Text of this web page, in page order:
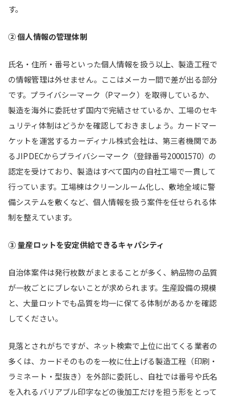
す。
② 個人情報の管理体制
氏名・住所・番号といった個人情報を扱う以上、製造工程で
の情報管理は外せません。ここはメーカー間で差が出る部分
です。プライバシーマーク（Pマーク）を取得しているか、
製造を海外に委託せず国内で完結させているか、工場のセキ
ュリティ体制はどうかを確認しておきましょう。カードマー
ケットを運営するカーディナル株式会社は、第三者機関であ
るJIPDECからプライバシーマーク（登録番号20001570）の
認定を受けており、製造はすべて国内の自社工場で一貫して
行っています。工場棟はクリーンルーム化し、敷地全域に警
備システムを敷くなど、個人情報を扱う案件を任せられる体
制を整えています。
③ 量産ロットを安定供給できるキャパシティ
自治体案件は発行枚数がまとまることが多く、納品物の品質
が一枚ごとにブレないことが求められます。生産設備の規模
と、大量ロットでも品質を均一に保てる体制があるかを確認
してください。
見落とされがちですが、 ネット検索で上位に出てくる業者の
多くは、カードそのものを一枚に仕上げる製造工程（印刷・
ラミネート・型抜き）を外部に委託し、自社では番号や氏名
を入れるバリアブル印字などの後加工だけを担う形をとって